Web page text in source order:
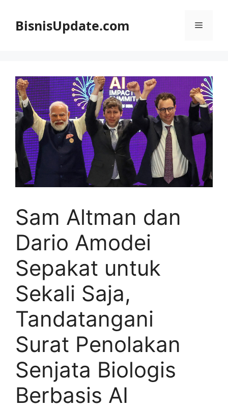
BisnisUpdate.com Menu
Sam Altman dan
Dario Amodei
Sepakat untuk
Sekali Saja,
Tandatangani
Surat Penolakan
Senjata Biologis
Berbasis AI